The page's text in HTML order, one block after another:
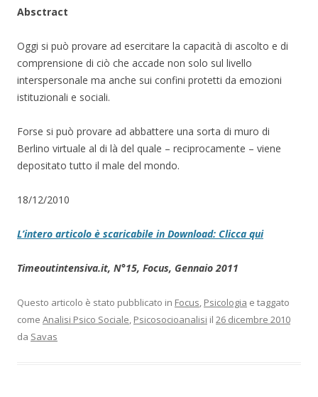
Absctract
Oggi si può provare ad esercitare la capacità di ascolto e di
comprensione di ciò che accade non solo sul livello
interspersonale ma anche sui confini protetti da emozioni
istituzionali e sociali.
Forse si può provare ad abbattere una sorta di muro di
Berlino virtuale al di là del quale – reciprocamente – viene
depositato tutto il male del mondo.
18/12/2010
L’intero articolo è scaricabile in Download: Clicca qui
Timeoutintensiva.it, N°15, Focus, Gennaio 2011
Questo articolo è stato pubblicato in Focus, Psicologia e taggato
come Analisi Psico Sociale, Psicosocioanalisi il 26 dicembre 2010
da Savas